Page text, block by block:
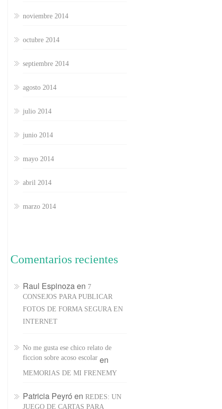
noviembre 2014
octubre 2014
septiembre 2014
agosto 2014
julio 2014
junio 2014
mayo 2014
abril 2014
marzo 2014
Comentarios recientes
Raul Espinozaen 7
CONSEJOS PARA PUBLICAR
FOTOS DE FORMA SEGURA EN
INTERNET
No me gusta ese chico relato de
ficcion sobre acoso escolaren
MEMORIAS DE MI FRENEMY
Patricia Peyró en REDES: UN